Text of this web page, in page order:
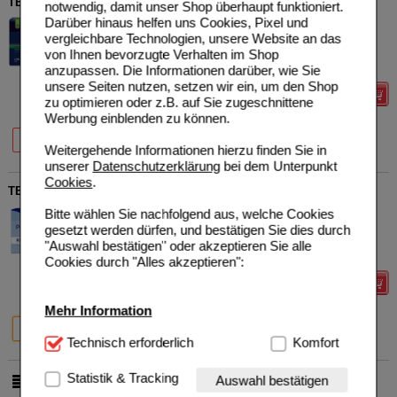
notwendig, damit unser Shop überhaupt funktioniert.
Darüber hinaus helfen uns Cookies, Pixel und
vergleichbare Technologien, unsere Website an das
von Ihnen bevorzugte Verhalten im Shop
anzupassen. Die Informationen darüber, wie Sie
unsere Seiten nutzen, setzen wir ein, um den Shop
zu optimieren oder z.B. auf Sie zugeschnittene
Werbung einblenden zu können.
Weitergehende Informationen hierzu finden Sie in
unserer Datenschutzerklärungbei dem Unterpunkt
Cookies.
Bitte wählen Sie nachfolgend aus, welche Cookies
gesetzt werden dürfen, und bestätigen Sie dies durch
"Auswahl bestätigen" oder akzeptieren Sie alle
Cookies durch "Alles akzeptieren":
Mehr Information
Technisch Notwendig:Hierbei handelt es sich um
Website notwendig sind (z.B. Navigation, Warenkorb,
Kundenkonto), weshalb auf diese nicht verzichtet
Technisch erforderlich Komfort
Statistik & Tracking Auswahl bestätigen
Essity Germany GmbH
17981628
4X10 St
UVP**
Unser Preis*
Sie sparen
Details
TENA PANTS Bariatric Plus XXL bei Inkontinenz
Essity Germany GmbH
14061531
12 St
UVP** 38,49 €
Unser Preis * 31,59 €
Sie sparen
18%
pro Seite